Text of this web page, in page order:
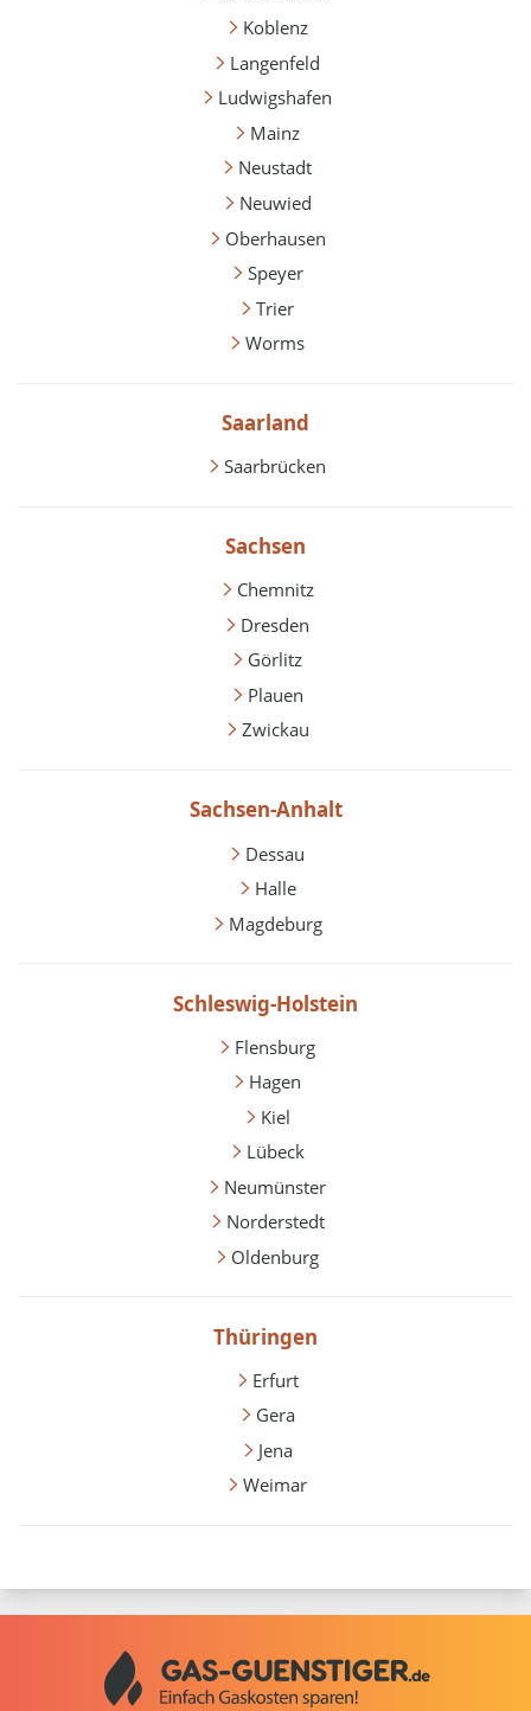
Koblenz
Langenfeld
Ludwigshafen
Mainz
Neustadt
Neuwied
Oberhausen
Speyer
Trier
Worms
Saarland
Saarbrücken
Sachsen
Chemnitz
Dresden
Görlitz
Plauen
Zwickau
Sachsen-Anhalt
Dessau
Halle
Magdeburg
Schleswig-Holstein
Flensburg
Hagen
Kiel
Lübeck
Neumünster
Norderstedt
Oldenburg
Thüringen
Erfurt
Gera
Jena
Weimar